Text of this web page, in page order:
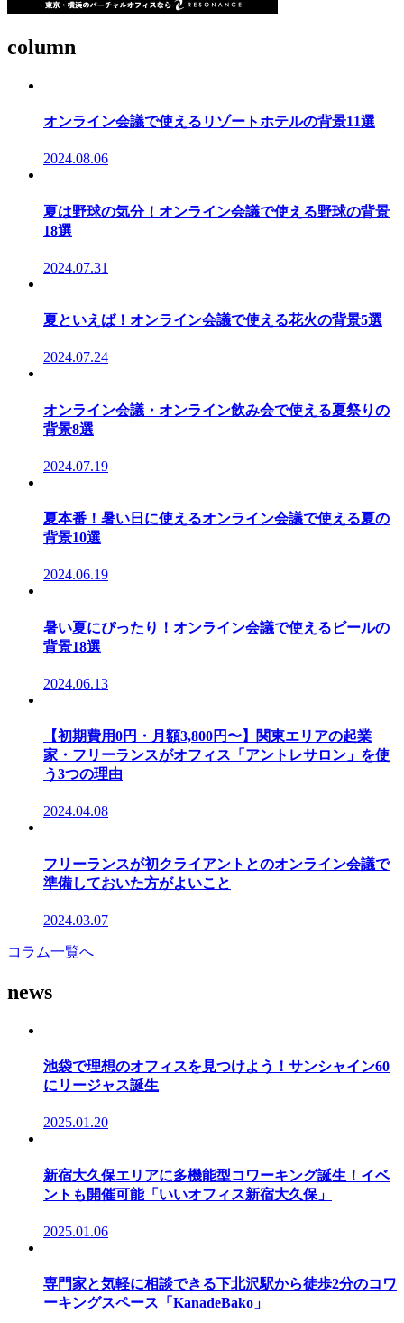
column
オンライン会議で使えるリゾートホテルの背景11選
2024.08.06
夏は野球の気分！オンライン会議で使える野球の背景
18選
2024.07.31
夏といえば！オンライン会議で使える花火の背景5選
2024.07.24
オンライン会議・オンライン飲み会で使える夏祭りの
背景8選
2024.07.19
夏本番！暑い日に使えるオンライン会議で使える夏の
背景10選
2024.06.19
暑い夏にぴったり！オンライン会議で使えるビールの
背景18選
2024.06.13
【初期費用0円・月額3,800円〜】関東エリアの起業
家・フリーランスがオフィス「アントレサロン」を使
う3つの理由
2024.04.08
フリーランスが初クライアントとのオンライン会議で
準備しておいた方がよいこと
2024.03.07
コラム一覧へ
news
池袋で理想のオフィスを見つけよう！サンシャイン60
にリージャス誕生
2025.01.20
新宿大久保エリアに多機能型コワーキング誕生！イベ
ントも開催可能「いいオフィス新宿大久保」
2025.01.06
専門家と気軽に相談できる下北沢駅から徒歩2分のコワ
ーキングスペース「KanadeBako」